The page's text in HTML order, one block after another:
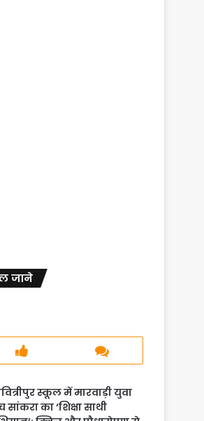
जाने
स्कूल में मारवाड़ी युवा
सांकरा का ‘शिक्षा साथी